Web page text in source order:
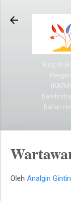
Blog ini
bahan
Oleh Analgin